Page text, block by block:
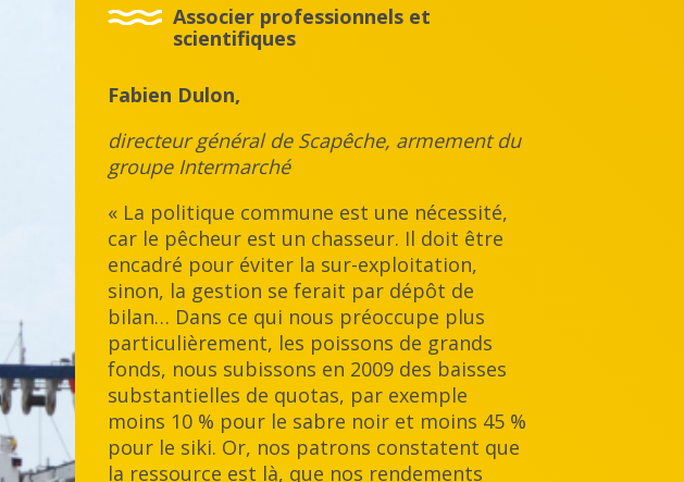
Associer professionnels et
scientifiques
Fabien Dulon,
directeur général de Scapêche, armement du
groupe Intermarché
« La politique commune est une nécessité,
car le pêcheur est un chasseur. Il doit être
encadré pour éviter la sur-exploitation,
sinon, la gestion se ferait par dépôt de
bilan… Dans ce qui nous préoccupe plus
particulièrement, les poissons de grands
fonds, nous subissons en 2009 des baisses
substantielles de quotas, par exemple
moins 10 % pour le sabre noir et moins 45 %
pour le siki. Or, nos patrons constatent que
la ressource est là, que nos rendements